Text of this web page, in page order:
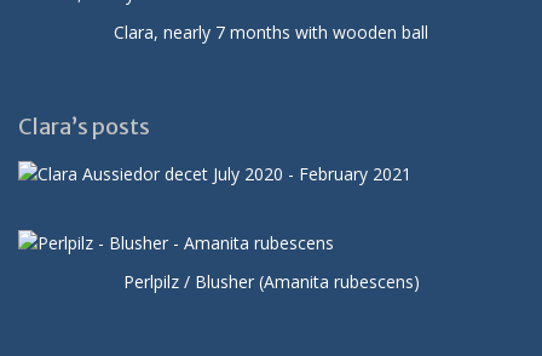
Clara, nearly 7 months with wooden ball
Clara’s posts
Perlpilz / Blusher (Amanita rubescens)